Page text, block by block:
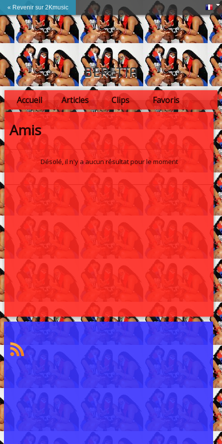
« Revenir sur 2Kmusic
BERETTA
Accueil Articles Clips
Favoris
Amis
Amis
Désolé, il n'y a aucun résultat pour le moment